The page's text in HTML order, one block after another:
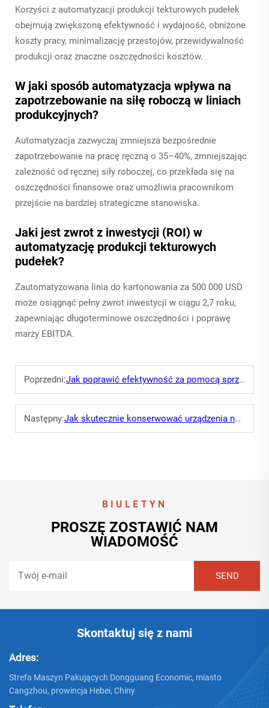
Korzyści z automatyzacji produkcji tekturowych pudełek
obejmują zwiększoną efektywność i wydajność, obniżone
koszty pracy, minimalizację przestojów, przewidywalność
produkcji oraz znaczne oszczędności kosztów.
W jaki sposób automatyzacja wpływa na
zapotrzebowanie na siłę roboczą w liniach
produkcyjnych?
Automatyzacja zazwyczaj zmniejsza bezpośrednie
zapotrzebowanie na pracę ręczną o 35–40%, zmniejszając
zależność od ręcznej siły roboczej, co przekłada się na
oszczędności finansowe oraz umożliwia pracownikom
przejście na bardziej strategiczne stanowiska.
Jaki jest zwrot z inwestycji (ROI) w
automatyzację produkcji tekturowych
pudełek?
Zautomatyzowana linia do kartonowania za 500 000 USD
może osiągnąć pełny zwrot inwestycji w ciągu 2,7 roku,
zapewniając długoterminowe oszczędności i poprawę
marży EBITDA.
Poprzedni:Jak poprawić efektywność za pomocą sprzętu do produkcji tekturowych pudełek?
Następny:Jak skutecznie konserwować urządzenia na linii produkcyjnej kartonów?
BIULETYN
PROSZĘ ZOSTAWIĆ NAM
WIADOMOŚĆ
Skontaktuj się z nami
Adres:
Strefa Maszyn Pakujących Dongguang Economic, miasto
Cangzhou, prowincja Hebei, Chiny